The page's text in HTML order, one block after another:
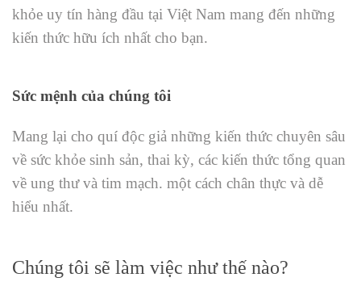
khỏe uy tín hàng đầu tại Việt Nam mang đến những
kiến thức hữu ích nhất cho bạn.
Sức mệnh của chúng tôi
Mang lại cho quí độc giả những kiến thức chuyên sâu
về sức khỏe sinh sản, thai kỳ, các kiến thức tổng quan
về ung thư và tim mạch. một cách chân thực và dễ
hiểu nhất.
Chúng tôi sẽ làm việc như thế nào?